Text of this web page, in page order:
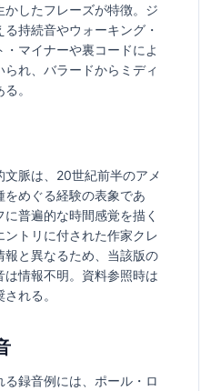
したフレーズが特徴。ジ
持続音やウォーキング・
マイナーや裏コードによ
れ、バラードからミディ
。
文脈は、20世紀前半のアメ
をめぐる経験の表象であ
普遍的な時間感覚を描く
ントリに付された作家クレ
報と異なるため、当該版の
情報不明。資料参照時は
れる。
録音例には、ポール・ロ